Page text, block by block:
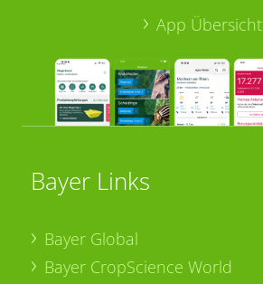
App Übersicht
Bayer Links
Bayer Global
Bayer CropScience World